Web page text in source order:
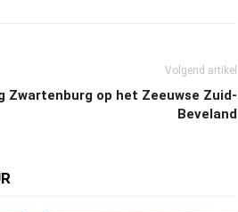
Volgend artikel
Zwartenburg op het Zeeuwse Zuid-
Beveland